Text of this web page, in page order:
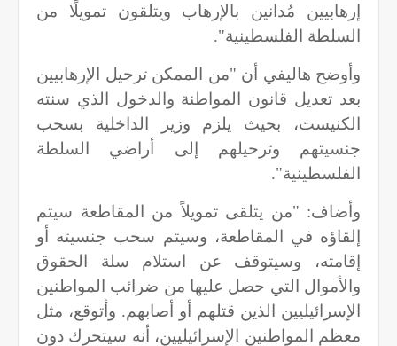
إرهابيين مُدانين بالإرهاب ويتلقون تمويلًا من
السلطة الفلسطينية".
وأوضح هاليفي أن "من الممكن ترحيل الإرهابيين
بعد تعديل قانون المواطنة والدخول الذي سنته
الكنيست، بحيث يلزم وزير الداخلية بسحب
جنسيتهم وترحيلهم إلى أراضي السلطة
الفلسطينية".
وأضاف: "من يتلقى تمويلاً من المقاطعة سيتم
إلقاؤه في المقاطعة، وسيتم سحب جنسيته أو
إقامته، وسيتوقف عن استلام سلة الحقوق
والأموال التي حصل عليها من ضرائب المواطنين
الإسرائيليين الذين قتلهم أو أصابهم. وأتوقع، مثل
معظم المواطنين الإسرائيليين، أنه سيتحرك دون